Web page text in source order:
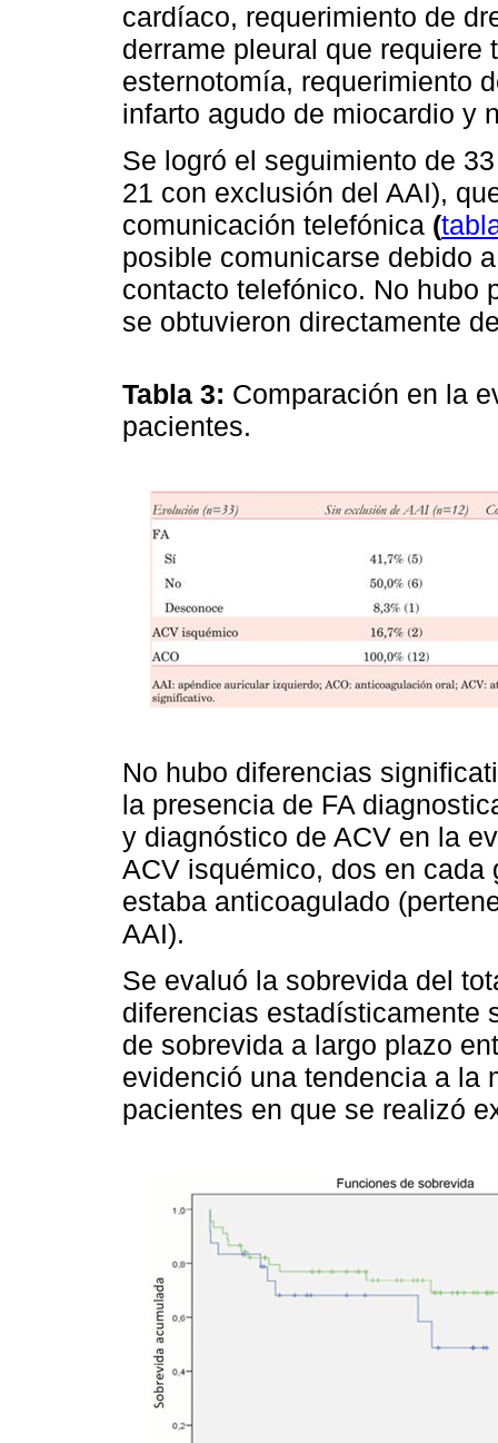
cardíaco, requerimiento de
derrame pleural que
esternotomía, requerimiento
infarto agudo de miocardio y
Se logró el seguimiento de
21 con exclusión del AAI),
comunicación telefónica (
posible comunicarse debido
contacto telefónico. No hubo
se obtuvieron directamente
Tabla 3: Comparación en la
pacientes.
No hubo diferencias
la presencia de FA
y diagnóstico de ACV en la
ACV isquémico, dos en
estaba anticoagulado
AAI).
Se evaluó la sobrevida del
diferencias estadísticamente
de sobrevida a largo plazo
evidenció una tendencia a la
pacientes en que se realizó